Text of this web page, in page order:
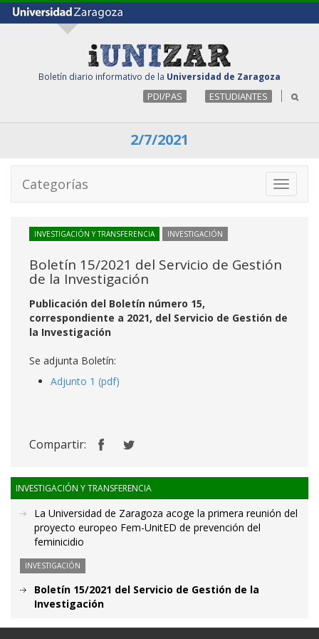
Boletín diario informativo de la Universidad de Zaragoza
PDI/PAS ESTUDIANTES
2/7/2021
Toggle
Categorías
INVESTIGACIÓN Y TRANSFERENCIA INVESTIGACIÓN
Boletín 15/2021 del Servicio de Gestión
de la Investigación
Publicación del Boletín número 15,
correspondiente a 2021, del Servicio de Gestión de
la Investigación
Se adjunta Boletín:
Adjunto 1 (pdf)
Compartir:
INVESTIGACIÓN Y TRANSFERENCIA
La Universidad de Zaragoza acoge la primera reunión del
proyecto europeo Fem-UnitED de prevención del
feminicidio
INVESTIGACIÓN
Boletín 15/2021 del Servicio de Gestión de la
Investigación